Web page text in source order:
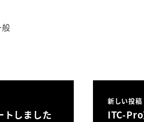
トしました
新しい投稿
ITC-